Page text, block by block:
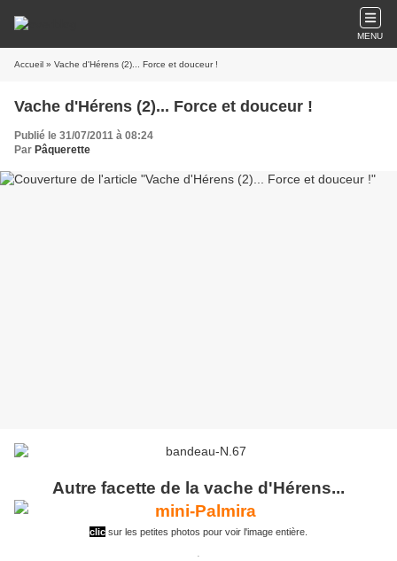
MENU
Accueil » Vache d'Hérens (2)... Force et douceur !
Vache d'Hérens (2)... Force et douceur !
Publié le 31/07/2011 à 08:24
Par Pâquerette
Autre facette de la vache d'Hérens...
clic sur les petites photos pour voir l'image entière.
.